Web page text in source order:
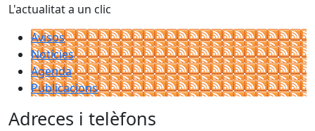
L'actualitat a un clic
Avisos
Notícies
Agenda
Publicacions
Adreces i telèfons